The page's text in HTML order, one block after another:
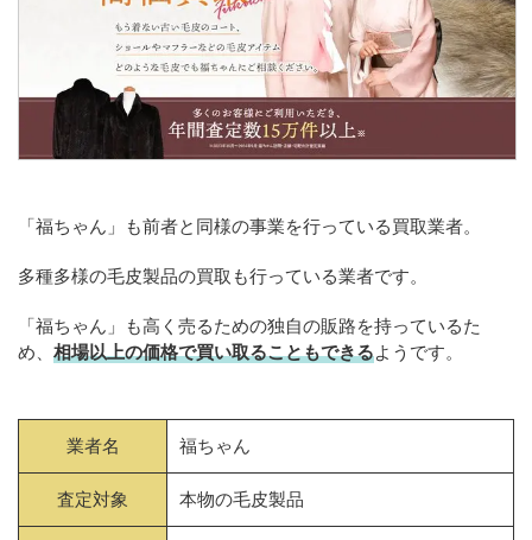
「福ちゃん」も前者と同様の事業を行っている買取業者。
多種多様の毛皮製品の買取も行っている業者です。
「福ちゃん」も高く売るための独自の販路を持っているた
め、 相場以上の価格で買い取ることもできるようです。
業者名 福ちゃん
査定対象 本物の毛皮製品